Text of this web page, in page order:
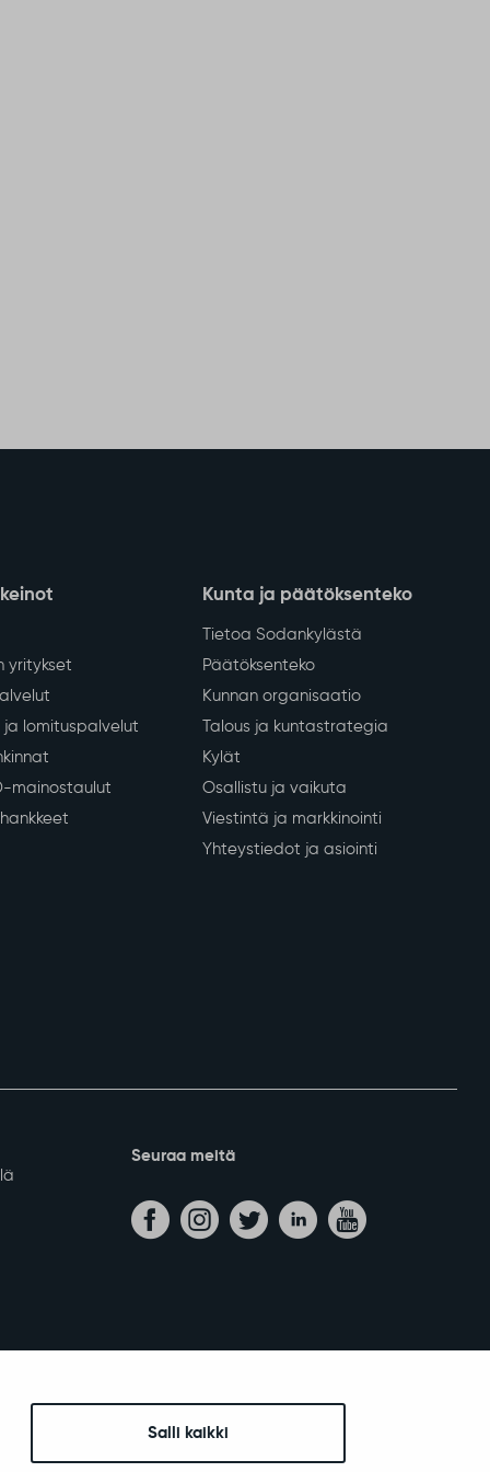
Salli kaikki
yritykset
lomituspalvelut
mainostaulut
Kunta ja päätöksenteko
Tietoa Sodankylästä
Päätöksenteko
Kunnan organisaatio
Talous ja kuntastrategia
Kylät
Osallistu ja vaikuta
Viestintä ja markkinointi
Yhteystiedot ja asiointi
Seuraa meitä